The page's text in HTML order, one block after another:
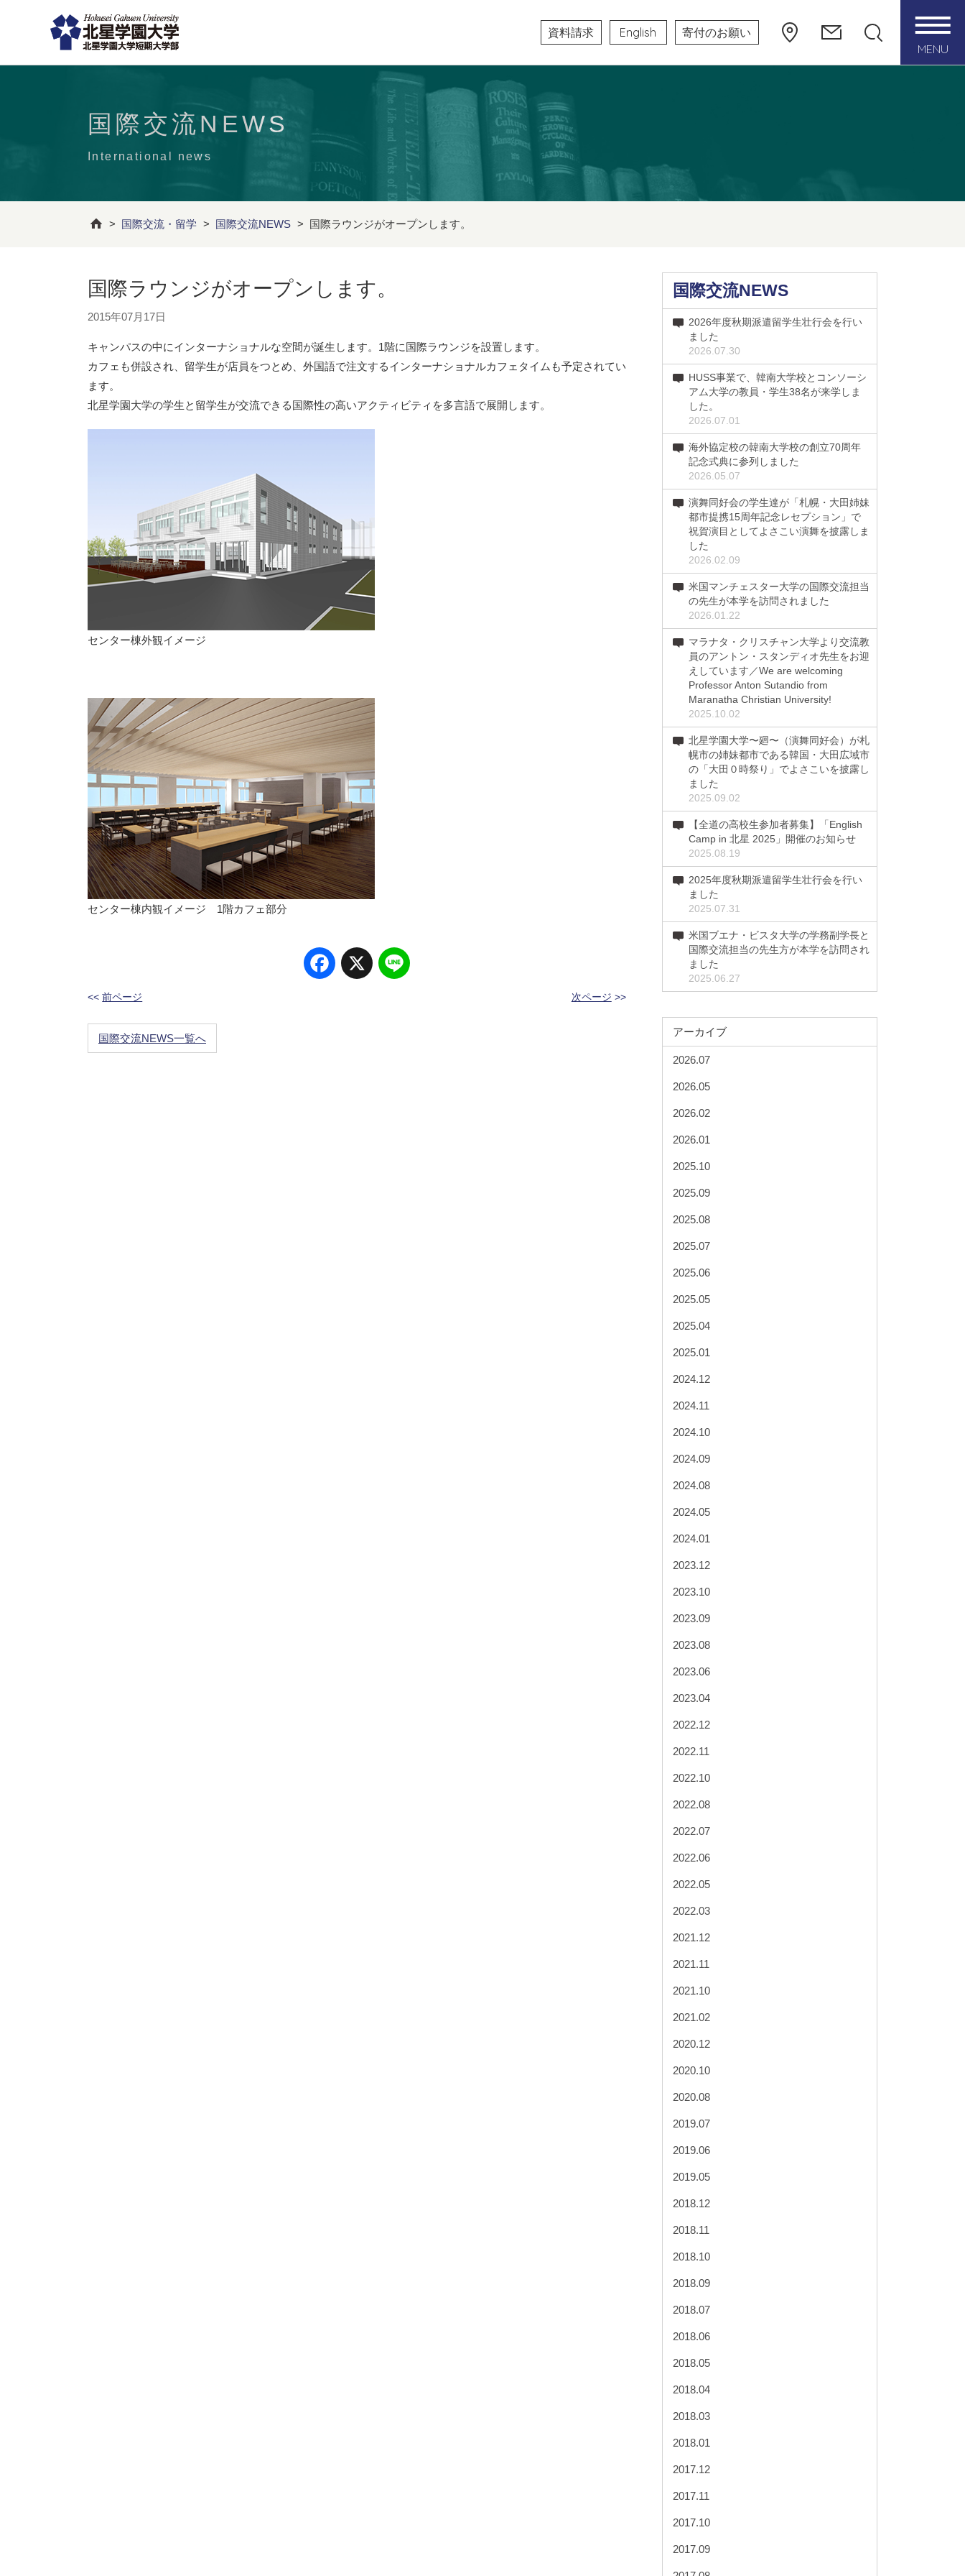
資料請求 English
寄付のお願い
MENU
国際交流NEWS
International news
> 国際交流・留学 > 国際交流NEWS > 国際ラウンジがオープンします。
国際ラウンジがオープンします。
2015年07月17日
キャンパスの中にインターナショナルな空間が誕生します。1階に国際ラウンジを設置します。
カフェも併設され、留学生が店員をつとめ、外国語で注文するインターナショナルカフェタイムも予定されてい
ます。
北星学園大学の学生と留学生が交流できる国際性の高いアクティビティを多言語で展開します。
センター棟外観イメージ
センター棟内観イメージ 1階カフェ部分
Facebook
X
<< 前ページ >>
次ページ
国際交流NEWS一覧へ
国際交流NEWS
2026年度秋期派遣留学生壮行会を行い
ました
2026.07.30
HUSS事業で、韓南大学校とコンソーシ
アム大学の教員・学生38名が来学しま
した。
2026.07.01
海外協定校の韓南大学校の創立70周年
記念式典に参列しました
2026.05.07
演舞同好会の学生達が「札幌・大田姉妹
都市提携15周年記念レセプション」で
祝賀演目としてよさこい演舞を披露しま
した
2026.02.09
米国マンチェスター大学の国際交流担当
の先生が本学を訪問されました
2026.01.22
マラナタ・クリスチャン大学より交流教
員のアントン・スタンディオ先生をお迎
えしています／We are welcoming
Professor Anton Sutandio from
Maranatha Christian University!
2025.10.02
北星学園大学〜廻〜（演舞同好会）が札
幌市の姉妹都市である韓国・大田広域市
の「大田０時祭り」でよさこいを披露し
ました
2025.09.02
【全道の高校生参加者募集】「English
Camp in 北星 2025」開催のお知らせ
2025.08.19
2025年度秋期派遣留学生壮行会を行い
ました
2025.07.31
米国ブエナ・ビスタ大学の学務副学長と
国際交流担当の先生方が本学を訪問され
ました
2025.06.27
アーカイブ
2026.07
2026.05
2026.02
2026.01
2025.10
2025.09
2025.08
2025.07
2025.06
2025.05
2025.04
2025.01
2024.12
2024.11
2024.10
2024.09
2024.08
2024.05
2024.01
2023.12
2023.10
2023.09
2023.08
2023.06
2023.04
2022.12
2022.11
2022.10
2022.08
2022.07
2022.06
2022.05
2022.03
2021.12
2021.11
2021.10
2021.02
2020.12
2020.10
2020.08
2019.07
2019.06
2019.05
2018.12
2018.11
2018.10
2018.09
2018.07
2018.06
2018.05
2018.04
2018.03
2018.01
2017.12
2017.11
2017.10
2017.09